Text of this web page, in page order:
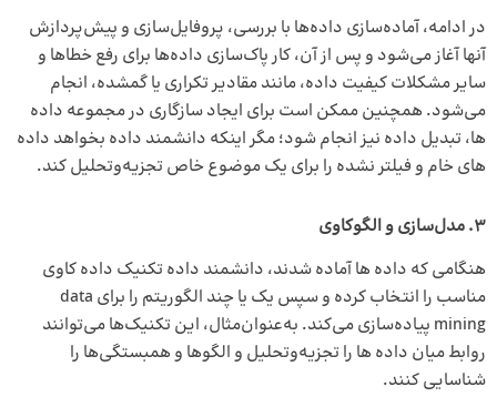
در ادامه، آماده‌سازی داده‌ها با بررسی، پروفایل‌سازی و پیش‌پردازش
آنها آغاز می‌شود و پس از آن، کار پاک‌سازی داده‌ها برای رفع خطاها و
سایر مشکلات کیفیت داده، مانند مقادیر تکراری یا گمشده، انجام
می‌شود. همچنین ممکن است برای ایجاد سازگاری در مجموعه داده
ها، تبدیل داده نیز انجام شود؛ مگر اینکه دانشمند داده بخواهد داده
های خام و فیلتر نشده را برای یک موضوع خاص تجزیه‌وتحلیل کند.
3. مدل‌سازی و الگوکاوی
هنگامی که داده ها آماده شدند، دانشمند داده تکنیک داده کاوی
مناسب را انتخاب کرده و سپس یک یا چند الگوریتم را برای data
mining پیاده‌سازی می‌کند. به‌عنوان‌مثال، این تکنیک‌ها می‌توانند
روابط میان داده ها را تجزیه‌وتحلیل و الگوها و همبستگی‌ها را
شناسایی کنند.